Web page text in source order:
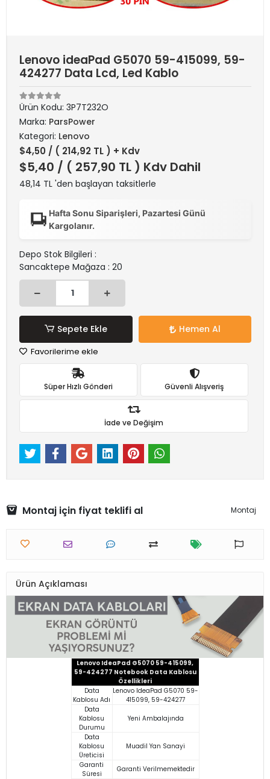
Lenovo ideaPad G5070 59-415099, 59-
424277 Data Lcd, Led Kablo
Ürün Kodu: 3P7T232O
Marka: ParsPower
Kategori: Lenovo
$4,50 / ( 214,92 TL ) + Kdv
$5,40 / ( 257,90 TL ) Kdv Dahil
48,14 TL 'den başlayan taksitlerle
Hafta Sonu Siparişleri, Pazartesi Günü
Kargolanır.
Depo Stok Bilgileri :
Sancaktepe Mağaza : 20
Sepete Ekle Hemen Al
Favorilerime ekle
Süper Hızlı Gönderi Güvenli Alışveriş
İade ve Değişim
Montaj için fiyat teklifi al Montaj
Ürün Açıklaması
Lenovo IdeaPad G5070 59-415099,
59-424277 Notebook Data Kablosu
Özellikleri
Data
Kablosu Adı
Lenovo IdeaPad G5070 59-
415099, 59-424277
Data
Kablosu
Durumu
Yeni Ambalajında
Data
Kablosu
Üreticisi
Muadil Yan Sanayi
Garanti
Süresi
Garanti Verilmemektedir